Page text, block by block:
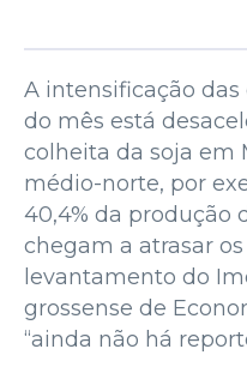
A intensificação
do mês está
colheita da soja em
médio-norte, por
40,4% da produção
chegam a atrasar
levantamento do
grossense de
“ainda não há